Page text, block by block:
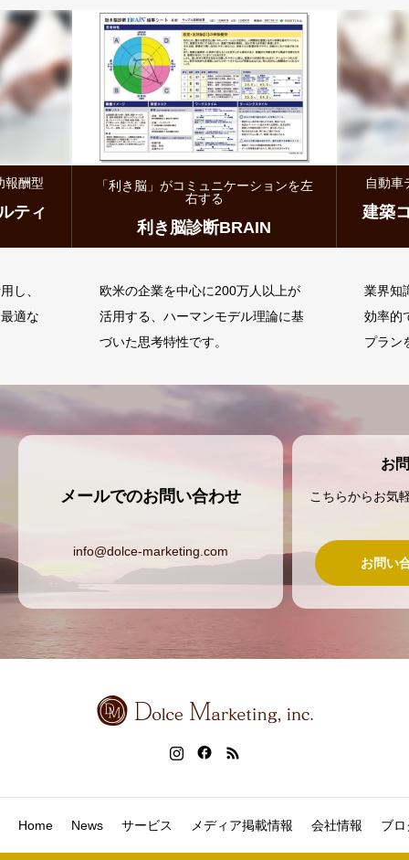
ションを左
人以上が
ル理論に基
自動車ディーラー様向け 成功報酬型
建築コスト削減コンサルティ
ング
業界知識とネットワークを活用し、
効率的でコスト削減に繋がる最適な
プランをご提案します。
メールでのお問い合わせ
info@dolce-marketing.com
お
こちらからお気
お問い
Home News サービス メディア掲載情報 会社情報 ブロ